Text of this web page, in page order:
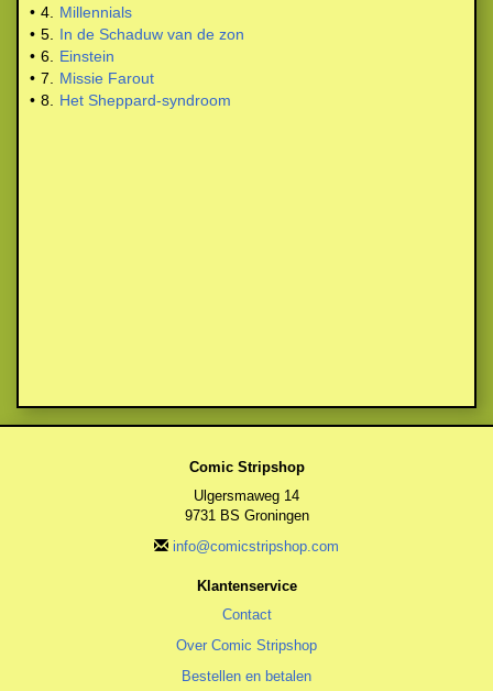
• 4.
Millennials
• 5.
In de Schaduw van de zon
• 6.
Einstein
• 7.
Missie Farout
• 8. Het Sheppard-syndroom
Comic Stripshop
Ulgersmaweg 14
9731 BS Groningen
info@comicstripshop.com
Klantenservice
Contact
Over Comic Stripshop
Bestellen en betalen